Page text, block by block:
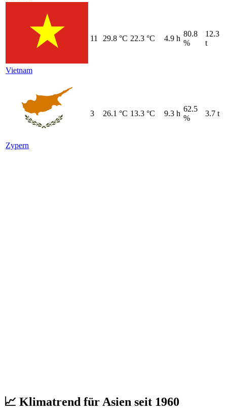
Vietnam
11 29.8 °C 22.3 °C 4.9 h
80.8
%
12.3
t
Zypern
3 26.1 °C 13.3 °C 9.3 h
62.5
%
3.7 t
📈 Klimatrend für Asien seit 1960